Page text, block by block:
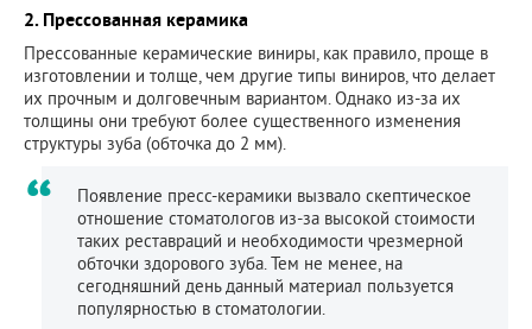
2. Прессованная керамика
Прессованные керамические виниры, как правило, проще в
изготовлении и толще, чем другие типы виниров, что делает
их прочным и долговечным вариантом. Однако из-за их
толщины они требуют более существенного изменения
структуры зуба (обточка до 2 мм).
Появление пресс-керамики вызвало скептическое
отношение стоматологов из-за высокой стоимости
таких реставраций и необходимости чрезмерной
обточки здорового зуба. Тем не менее, на
сегодняшний день данный материал пользуется
популярностью в стоматологии.